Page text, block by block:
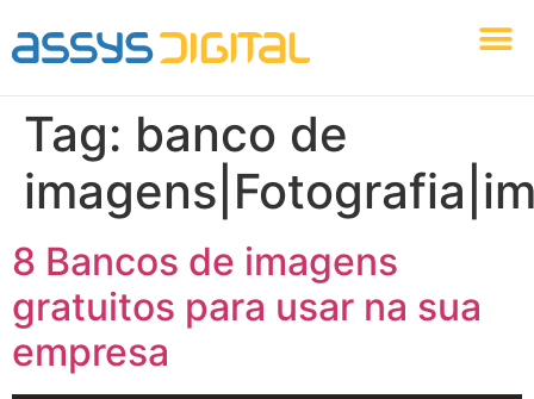
Tag: banco de
8 Bancos de imagens
gratuitos para usar na sua
empresa